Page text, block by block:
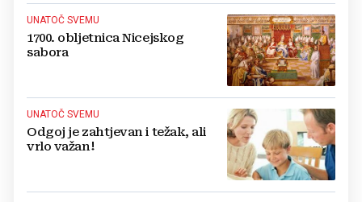
UNATOČ SVEMU
1700. obljetnica Nicejskog
sabora
UNATOČ SVEMU
Odgoj je zahtjevan i težak, ali
vrlo važan!